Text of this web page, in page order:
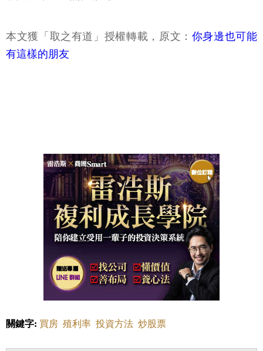
本文獲「取之有道」授權轉載，原文： 你身邊也可能
有這樣的朋友
關鍵字: 買房 殖利率 投資方法 炒股票